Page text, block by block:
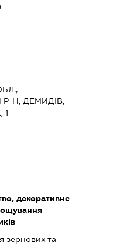
Н, ДЕМИДІВ,
1
декоративне
зернових та